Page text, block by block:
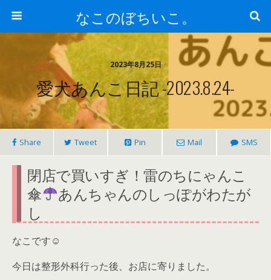
なこのぼちいこ。
2023年8月25日
愛犬あんこ日記 -2023.8.24-
Share Tweet Pin Mail SMS
閉店で買いすぎ！雷のちにゃんこ
傘
あんちゃんのしっぽがわたが
し
なこです☺
今日は整形外科行った後、お店に寄りました。